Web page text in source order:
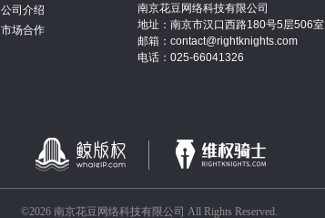
公司介绍
市场合作
南京花豆网络科技有限公司
地址：南京市汉口西路180号5层506室
邮箱：contact@rightknights.com
电话：025-66041326
©2026 南京花豆网络科技有限公司 All Rights Reserved.